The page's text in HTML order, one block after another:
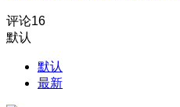
评论16
默认
默认
最新